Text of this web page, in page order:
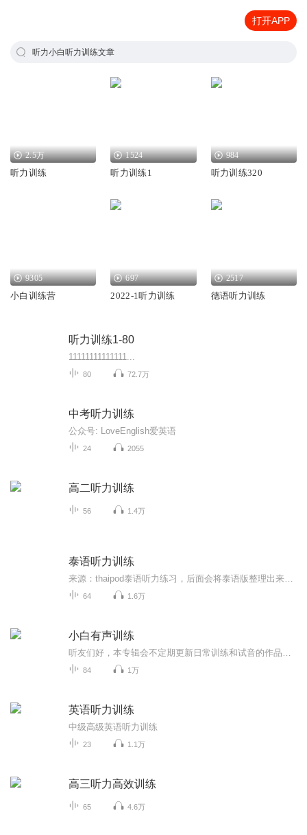
打开APP
听力小白听力训练文章
2.5万
听力训练
1524
听力训练1
984
听力训练320
9305
小白训练营
697
2022-1听力训练
2517
德语听力训练
听力训练1-80
11111111111111...
80 72.7万
中考听力训练
公众号: LoveEnglish爱英语
24 2055
高二听力训练
56 1.4万
泰语听力训练
64 1.6万
小白有声训练
84 1万
英语听力训练
中级高级英语听力训练
23 1.1万
高三听力高效训练
65 4.6万